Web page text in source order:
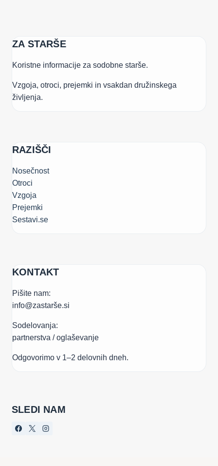
ZA STARŠE
Koristne informacije za sodobne starše.
Vzgoja, otroci, prejemki in vsakdan družinskega
življenja.
RAZIŠČI
Nosečnost
Otroci
Vzgoja
Prejemki
Sestavi.se
KONTAKT
Pišite nam:
info@zastarše.si
Sodelovanja:
partnerstva / oglaševanje
Odgovorimo v 1–2 delovnih dneh.
SLEDI NAM